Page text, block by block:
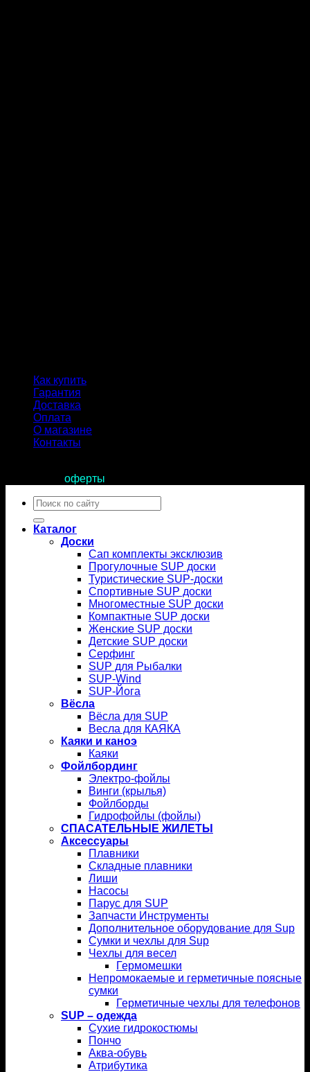
Как купить
Гарантия
Доставка
Оплата
О магазине
Контакты
оферты
Искать:
Каталог
Доски
Сап комплекты эксклюзив
Прогулочные SUP доски
Туристические SUP-доски
Спортивные SUP доски
Многоместные SUP доски
Компактные SUP доски
Женские SUP доски
Детские SUP доски
Серфинг
SUP для Рыбалки
SUP-Wind
SUP-Йога
Вёсла
Вёсла для SUP
Весла для КАЯКА
Каяки и каноэ
Каяки
Фойлбординг
Электро-фойлы
Винги (крылья)
Фойлборды
Гидрофойлы (фойлы)
СПАСАТЕЛЬНЫЕ ЖИЛЕТЫ
Аксессуары
Плавники
Складные плавники
Лиши
Насосы
Парус для SUP
Запчасти Инструменты
Дополнительное оборудование для Sup
Сумки и чехлы для Sup
Чехлы для весел
Гермомешки
Непромокаемые и герметичные поясные
сумки
Герметичные чехлы для телефонов
SUP – одежда
Сухие гидрокостюмы
Пончо
Аква-обувь
Атрибутика